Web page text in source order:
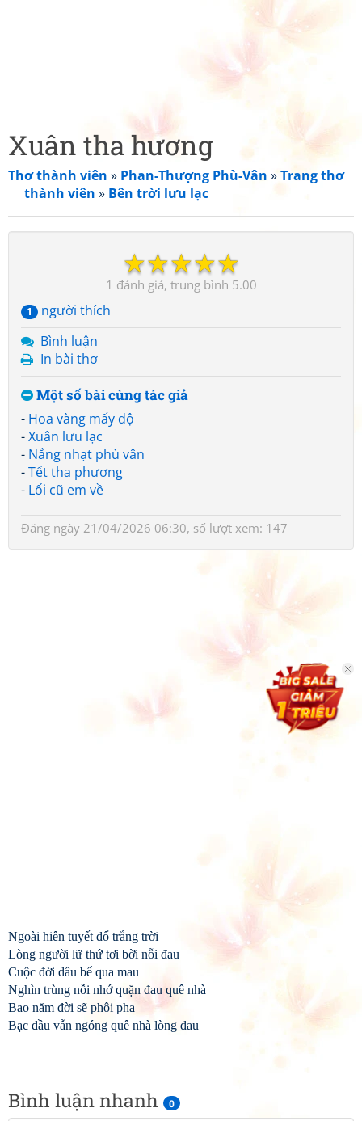
Bình luận nhanh 0
Xuân tha hương
Thơ thành viên » Phan-Thượng Phù-Vân »Trang thơ
thành viên » Bên trời lưu lạc
☆
☆
☆
☆
☆
1 5.00
1
người thích
Bình luận
In bài thơ
Một số bài cùng tác giả
- Hoa vàng mấy độ
-Xuân lưu lạc
- Nắng nhạt phù vân
-Tết tha phương
- Lối cũ em về
Đăng ngày 21/04/2026 06:30, số lượt xem: 147
Ngoài hiên tuyết đổ trắng trời
Lòng người lữ thứ tơi bời nỗi đau
Cuộc đời dâu bể qua mau
Nghìn trùng nỗi nhớ quặn đau quê nhà
Bao năm đời sẽ phôi pha
Bạc đầu vẫn ngóng quê nhà lòng đau